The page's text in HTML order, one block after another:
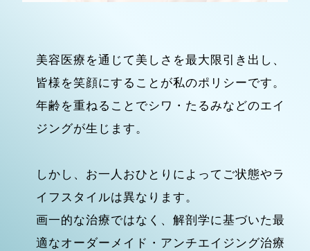
美容医療を通じて美しさを最大限引き出し、
皆様を笑顔にすることが私のポリシーです。
年齢を重ねることでシワ・たるみなどのエイ
ジングが生じます。
しかし、お一人おひとりによってご状態やラ
イフスタイルは異なります。
画一的な治療ではなく、解剖学に基づいた最
適なオーダーメイド・アンチエイジング治療